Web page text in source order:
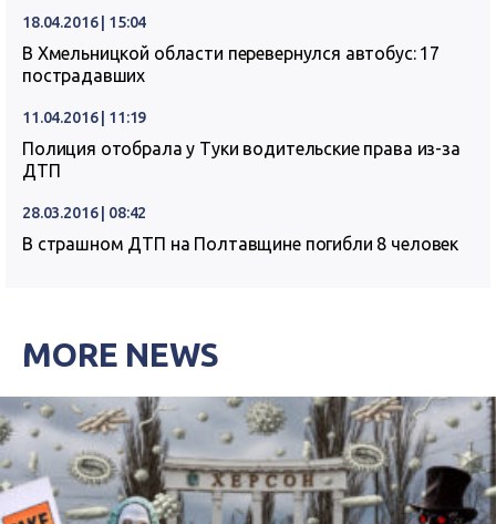
18.04.2016 | 15:04
В Хмельницкой области перевернулся автобус: 17
пострадавших
11.04.2016 | 11:19
Полиция отобрала у Туки водительские права из-за
ДТП
28.03.2016 | 08:42
В страшном ДТП на Полтавщине погибли 8 человек
MORE NEWS